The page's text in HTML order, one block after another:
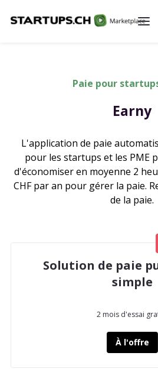
Paie pour
Earny
L'application de paie
pour les startups et les PME
d'économiser en moyenne 2
CHF par an pour gérer la paie.
de la paie.
Solution de paie
simple
2 mois d'essai
À l'offre